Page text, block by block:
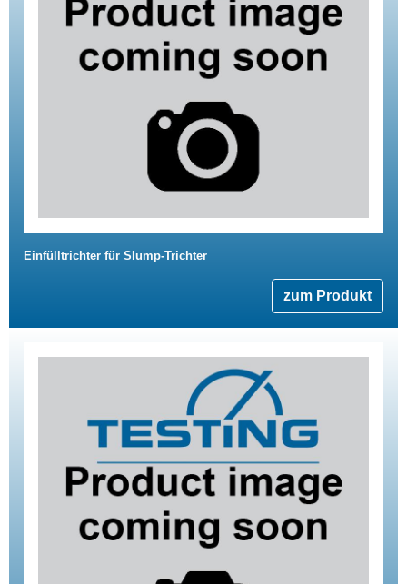
Einfülltrichter für Slump-Trichter
zum Produkt